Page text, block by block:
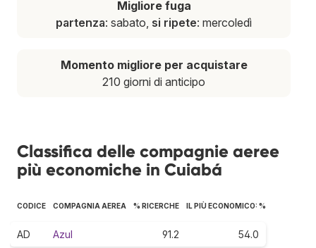
Migliore fuga
partenza: sabato, si ripete: mercoledì
Momento migliore per acquistare
210 giorni di anticipo
Classifica delle compagnie aeree
più economiche in Cuiabá
CODICE COMPAGNIA AEREA % RICERCHE IL PIÙ ECONOMICO: %
AD Azul 91.2 54.0